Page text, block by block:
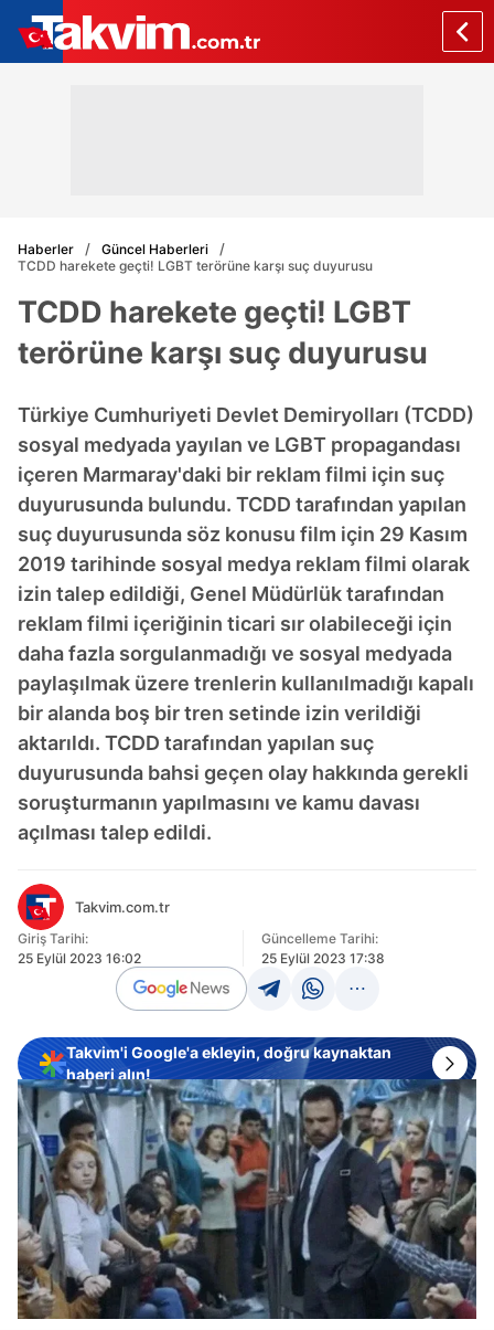
Haberler
Güncel Haberleri
TCDD harekete geçti! LGBT terörüne karşı suç duyurusu
TCDD harekete geçti! LGBT
terörüne karşı suç duyurusu
Türkiye Cumhuriyeti Devlet Demiryolları (TCDD)
sosyal medyada yayılan ve LGBT propagandası
içeren Marmaray'daki bir reklam filmi için suç
duyurusunda bulundu. TCDD tarafından yapılan
suç duyurusunda söz konusu film için 29 Kasım
2019 tarihinde sosyal medya reklam filmi olarak
izin talep edildiği, Genel Müdürlük tarafından
reklam filmi içeriğinin ticari sır olabileceği için
daha fazla sorgulanmadığı ve sosyal medyada
paylaşılmak üzere trenlerin kullanılmadığı kapalı
bir alanda boş bir tren setinde izin verildiği
aktarıldı. TCDD tarafından yapılan suç
duyurusunda bahsi geçen olay hakkında gerekli
soruşturmanın yapılmasını ve kamu davası
açılması talep edildi.
Takvim.com.tr
Giriş Tarihi:
25 Eylül 2023 16:02
Güncelleme Tarihi:
25 Eylül 2023 17:38
Takvim'i Google'a ekleyin, doğru kaynaktan
haberi alın!